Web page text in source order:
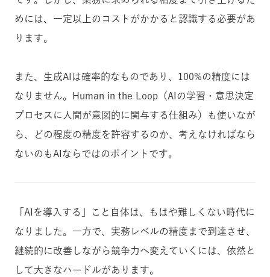
めには、一定以上のコストがかかると認識する必要があ
ります。
また、生成AIは確率的なものであり、100%の精度には
なりません。Human in the Loop（AIの学習・意思決定
プロセスに人間が意図的に関与する仕組み）も使いなが
ら、どの程度の精度を許容するのか、考えなければなら
ないのもAIならではのポイントです。
「AIを導入する」こと自体は、もはや難しくない時代に
なりました。一方で、実務レベルの精度まで到達させ、
継続的に改善しながら競争力へ変えていくには、依然と
して大きなハードルがあります。